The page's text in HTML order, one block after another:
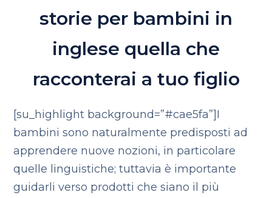
storie per bambini in
inglese quella che
racconterai a tuo figlio
[su_highlight background=”#cae5fa”]I
bambini sono naturalmente predisposti ad
apprendere nuove nozioni, in particolare
quelle linguistiche; tuttavia è importante
guidarli verso prodotti che siano il più